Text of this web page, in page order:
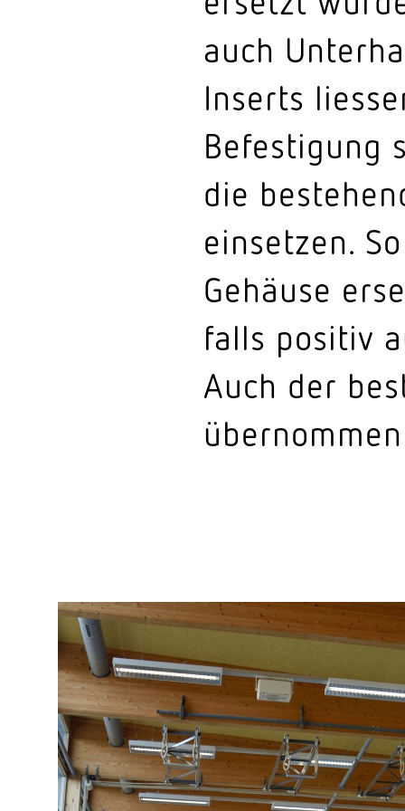
auch
Inserts
Befes­tigung
die
einsetzen.
Gehäuse
falls positiv
Auch der